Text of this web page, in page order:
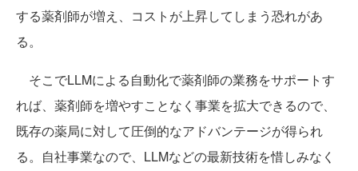
する薬剤師が増え、コストが上昇してしまう恐れがあ
る。
そこでLLMによる自動化で薬剤師の業務をサポートす
れば、薬剤師を増やすことなく事業を拡大できるので、
既存の薬局に対して圧倒的なアドバンテージが得られ
る。自社事業なので、LLMなどの最新技術を惜しみなく